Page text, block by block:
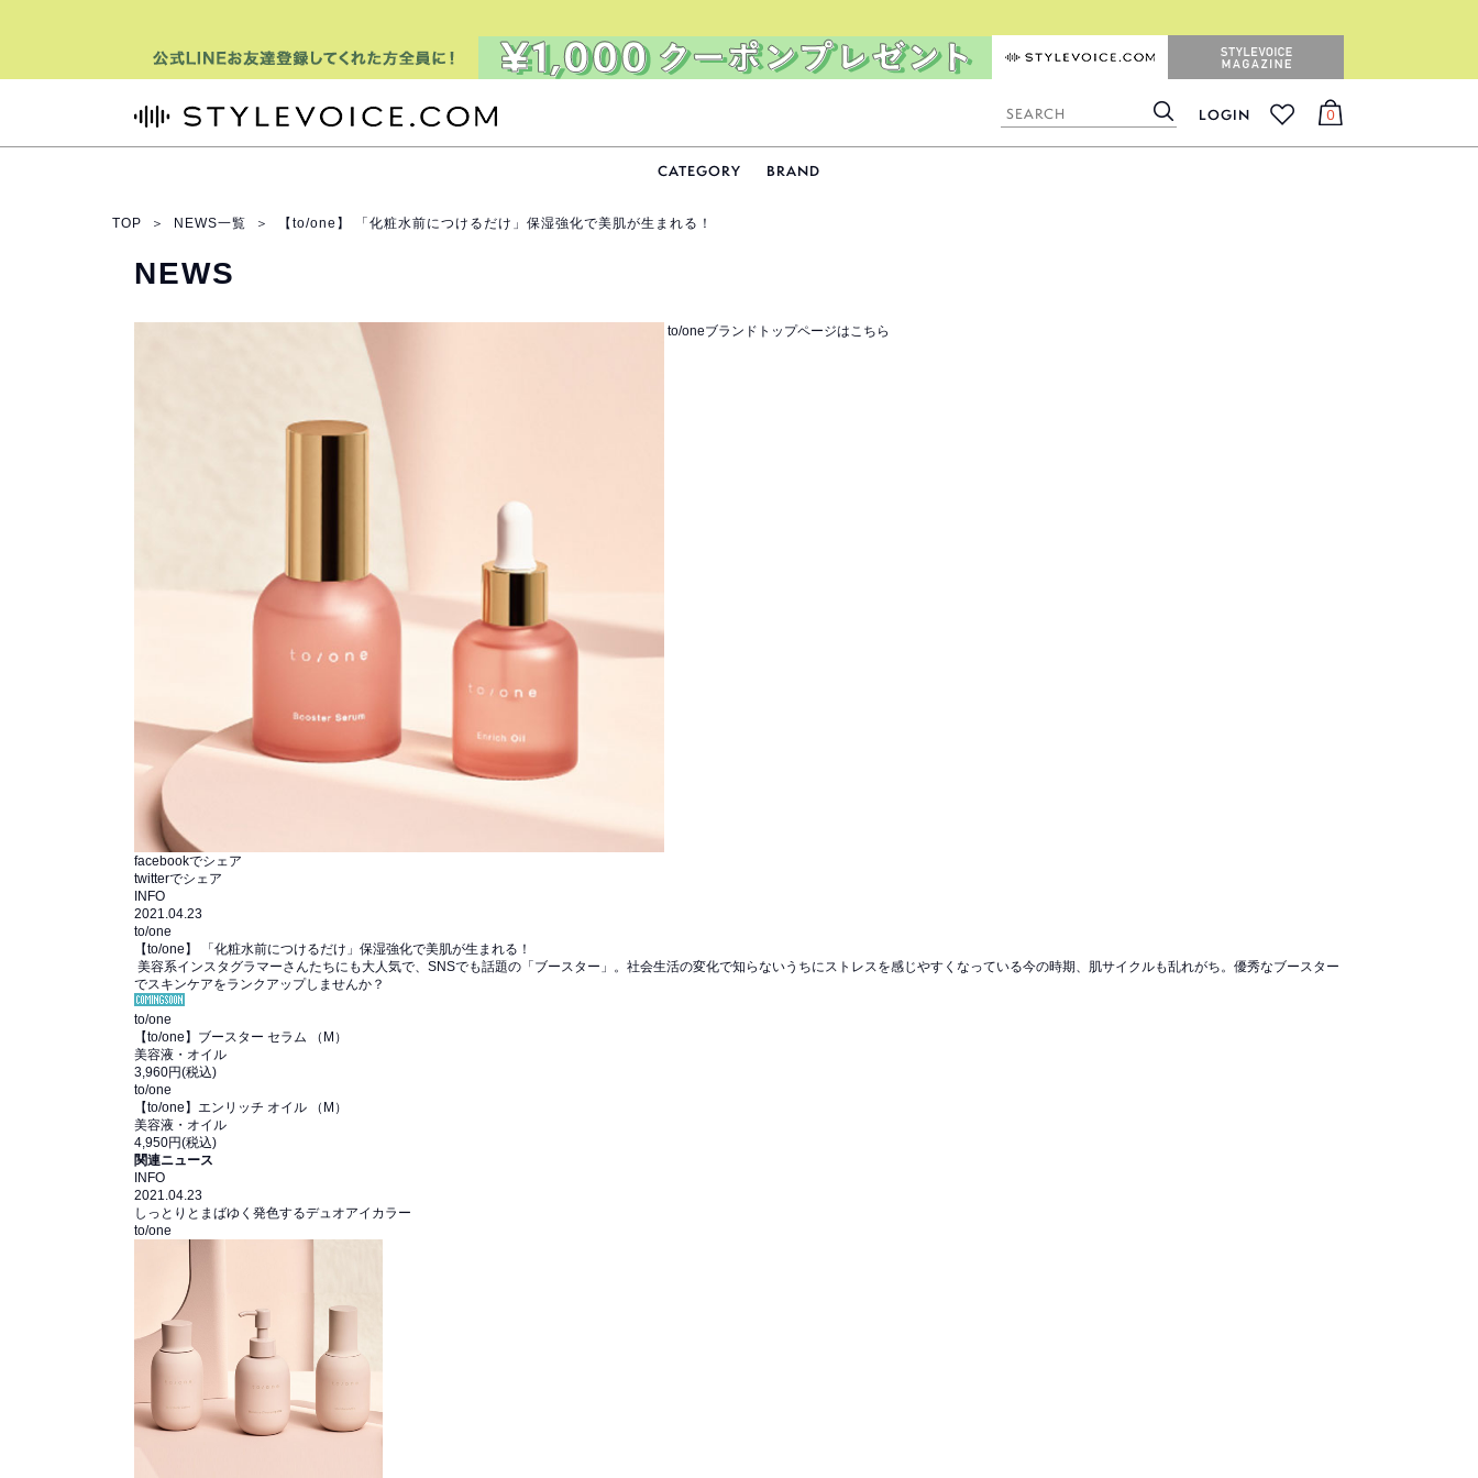
検
索
LOGIN
0
CATEGORY BRAND
TOP ＞ NEWS一覧 ＞ 【to/one】 「化粧水前につけるだけ」保湿強化で美肌が生まれる！
NEWS
to/oneブランドトップページはこちら
facebookでシェア
twitterでシェア
INFO
2021.04.23
to/one
【to/one】 「化粧水前につけるだけ」保湿強化で美肌が生まれる！
美容系インスタグラマーさんたちにも大人気で、SNSでも話題の「ブースター」。社会生活の変化で知らないうちにストレスを感じやすくなっている今の時期、肌サイクルも乱れがち。優秀なブースター
でスキンケアをランクアップしませんか？
SOLDOUT
to/one
【to/one】ブースター セラム （M）
美容液・オイル
3,960円(税込)
to/one
【to/one】エンリッチ オイル （M）
美容液・オイル
4,950円(税込)
関連ニュース
INFO
2021.04.23
しっとりとまばゆく発色するデュオアイカラー
to/one